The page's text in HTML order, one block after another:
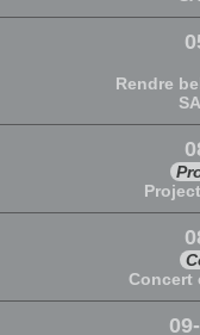
Rendre
Concert